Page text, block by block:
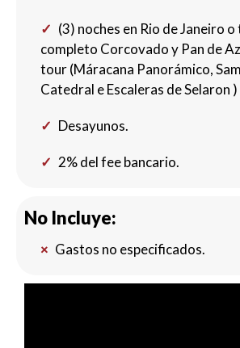
(3) noches en Rio de Janeiro
completo Corcovado y Pan de
tour (Máracana Panorámico,
Catedral e Escaleras de Selaron
Desayunos.
2% del fee bancario.
No Incluye:
Gastos no especificados.